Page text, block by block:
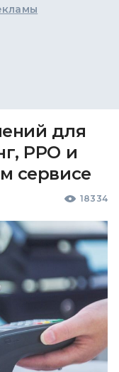
для
РРО и
сервисе
18334